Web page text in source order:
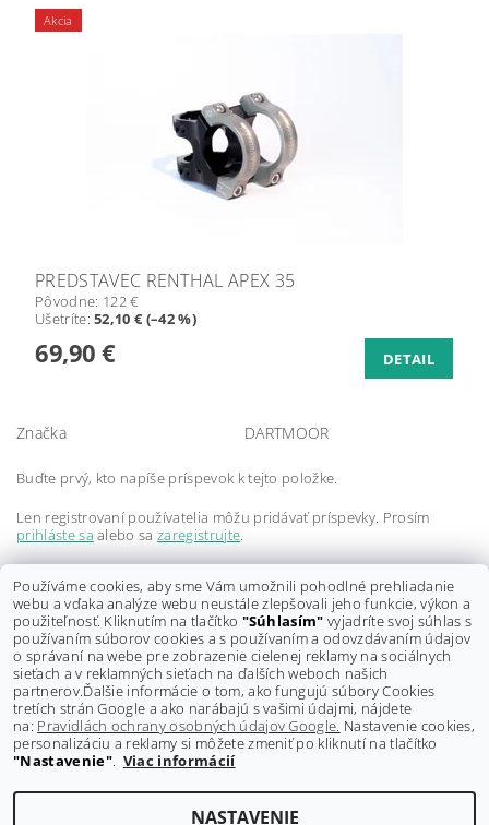
Akcia
PREDSTAVEC RENTHAL APEX 35
Pôvodne: 122 €
Ušetríte:52,10 € (–42 %)
69,90 € DETAIL
Značka DARTMOOR
Buďte prvý, kto napíše príspevok k tejto položke.
Len registrovaní používatelia môžu pridávať príspevky. Prosím
prihláste sa alebo sazaregistrujte.
Len registrovaní používatelia môžu pridávať hodnotenie. Prosím
prihláste saalebo sazaregistrujte
Shoptet.sk
Používáme cookies, aby sme Vám umožnili pohodlné prehliadanie
webu a vďaka analýze webu neustále zlepšovali jeho funkcie, výkon a
použiteľnosť. Kliknutím na tlačítko "Súhlasím" vyjadríte svoj súhlas s
používaním súborov cookies a s používaním a odovzdávaním údajov
o správaní na webe pre zobrazenie cielenej reklamy na sociálnych
sieťach a v reklamných sieťach na ďalších weboch našich
partnerov.Ďalšie informácie o tom, ako fungujú súbory Cookies
tretích strán Google a ako narábajú s vašimi údajmi, nájdete
na: Pravidlách ochrany osobných údajov Google. Nastavenie cookies,
personalizáciu a reklamy si môžete zmeniť po kliknutí na tlačítko
"Nastavenie". Viac informácií
NASTAVENIE